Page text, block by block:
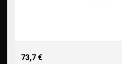
73,7 €